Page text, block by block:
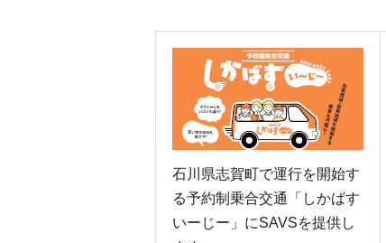
石川県志賀町で運行を開始す
る予約制乗合交通「しかばす
いーじー」にSAVSを提供し